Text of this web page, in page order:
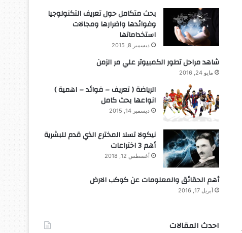
بحث متكامل حول تعريف التكنولوجيا
وفوائدها واضرارها ومجالات
استخداماتها
ديسمبر 8, 2015
شاهد مراحل تطور الكمبيوتر علي مر الزمن
مايو 24, 2016
الرياضة ( تعريف – فوائد – اهمية )
انواعها بحث كامل
ديسمبر 14, 2015
نيكولا تسلا المخترع الذي قدم للبشرية
أهم 3 اختراعات
أغسطس 12, 2018
أهم الحقائق والمعلومات عن كوكب الارض
أبريل 17, 2016
احدث المقالات